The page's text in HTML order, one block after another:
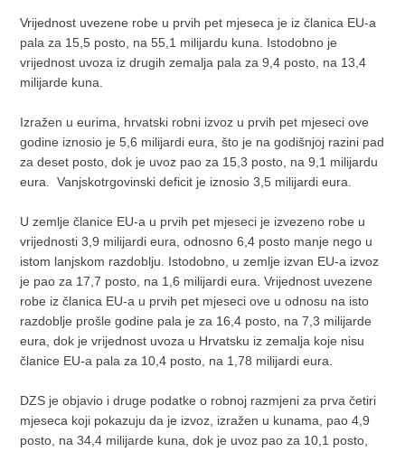
Vrijednost uvezene robe u prvih pet mjeseca je iz članica EU-a
pala za 15,5 posto, na 55,1 milijardu kuna. Istodobno je
vrijednost uvoza iz drugih zemalja pala za 9,4 posto, na 13,4
milijarde kuna.
Izražen u eurima, hrvatski robni izvoz u prvih pet mjeseci ove
godine iznosio je 5,6 milijardi eura, što je na godišnjoj razini pad
za deset posto, dok je uvoz pao za 15,3 posto, na 9,1 milijardu
eura. Vanjskotrgovinski deficit je iznosio 3,5 milijardi eura.
U zemlje članice EU-a u prvih pet mjeseci je izvezeno robe u
vrijednosti 3,9 milijardi eura, odnosno 6,4 posto manje nego u
istom lanjskom razdoblju. Istodobno, u zemlje izvan EU-a izvoz
je pao za 17,7 posto, na 1,6 milijardi eura. Vrijednost uvezene
robe iz članica EU-a u prvih pet mjeseci ove u odnosu na isto
razdoblje prošle godine pala je za 16,4 posto, na 7,3 milijarde
eura, dok je vrijednost uvoza u Hrvatsku iz zemalja koje nisu
članice EU-a pala za 10,4 posto, na 1,78 milijardi eura.
DZS je objavio i druge podatke o robnoj razmjeni za prva četiri
mjeseca koji pokazuju da je izvoz, izražen u kunama, pao 4,9
posto, na 34,4 milijarde kuna, dok je uvoz pao za 10,1 posto,